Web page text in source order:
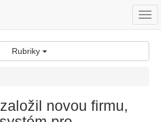
Rubriky
novou firmu,